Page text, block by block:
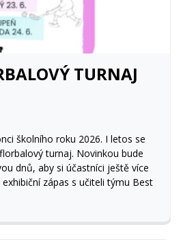
TURNAJ
školního roku 2026. I letos se
turnaj. Novinkou bude
dnů, aby si účastníci ještě více
zápas s učiteli týmu Best